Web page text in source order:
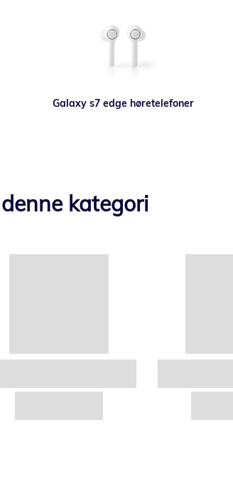
Galaxy s7 edge høretelefoner
kategori